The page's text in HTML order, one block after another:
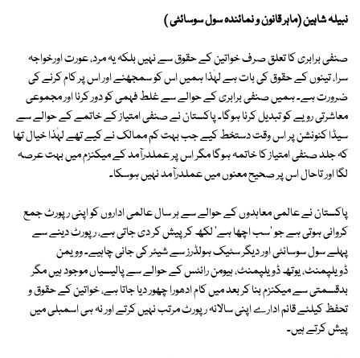
نبیلہ شاہین (ماہر قانون و نمائندہ سول سوسائٹی )
صنفی برابری کا تعلق صرف خواتین کے حقوق سے نہیں بلکہ یہ مرد، عورت اورخواجہ
سرا، تینوں کے حقوق کی بات ہے لہٰذا ہمیں اس کو سمجھنے اور اس پر کام کرنے کی
ضرورت ہے۔ ہمیں صنفی برابری کے حوالے سے غلط فہمی کو دور کرنا اور مجموعی
معاشرتی رویے کو تبدیل کرنا ہوگا۔ پاکستان نے صنفی امتیاز کے خاتمے کے حوالے سے
سیڈا کنونشن پر اس وقت دستخط کیے جب بہت کم ممالک نے کیے تھے لہٰذا خیال تھا
کہ جلد صنفی امتیاز کا خاتمہ ہوگا مگر اس پر عملدرآمد کے میکنزم میں بہت عرصہ
لگا اور تاحال اس پر صحیح معنوں میں عملدرآمد نہیں ہوسکا۔
پاکستان نے عالمی معاہدوں کے حوالے سے ہر سال عالمی اداروں کو اپنی رپورٹ جمع
کروانی ہوتی ہے جو 'سب اچھا ہے' لکھ کر پیش کر دی جاتی ہے، رپورٹ دینے سے
پہلے سول سوسائٹی اور دیگر سٹیک ہولڈرز سے شیئر کی جانی چاہیے۔ وویمن
ڈویلپمنٹ، یوتھ ڈویلپمنٹ، ہیومن رائٹس کے حوالے سے پالیسیاں موجود ہیں مگر
بدقسمتی سے میکنزم بنا کر بعد میں کام ادھورا چھور دیا جاتا ہے، خواتین کے حقوق و
تحفظ کیلئے قائم ادارے اپنی سالانہ رپورٹ مرتب نہیں کرتے اور نہ ہی اسمبلی میں
پیش کرتے ہیں۔